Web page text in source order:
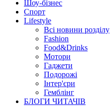
Шоу-бізнес
Спорт
Lifestyle
Всі новини розділу
Fashion
Food&Drinks
Мотори
Гаджети
Подорожі
Інтер'єри
Гемблінг
БЛОГИ ЧИТАЧІВ